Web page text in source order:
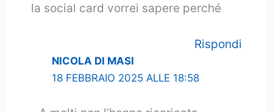
la social card vorrei sapere perché
Rispondi
NICOLA DI MASI
18 FEBBRAIO 2025 ALLE 18:58